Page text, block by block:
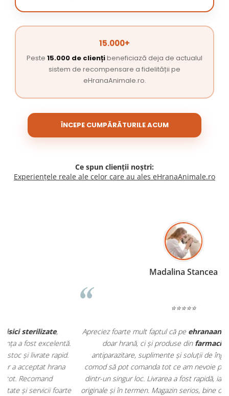
15.000+
Peste 15.000 de cliențibeneficiază deja de actualul
sistem de recompensare a fidelității pe
eHranaAnimale.ro.
ÎNCEPE CUMPĂRĂTURILE ACUM
Ce spun clienții noștri:
Experiențele reale ale celor care au ales eHranaAnimale.ro
Apreciez foarte mult faptul că peehranaanimale.rogăsesc nu
doar hrană, ci și produse dinfarmacia veterinară :
antiparazitare, suplimente și soluții de îngrijire. Este foarte
comod să pot comanda tot ce am nevoie pentru animalul meu
dintr-un singur loc. Livrarea a fost rapidă, iar produsele au fost
originale și în termen. Magazin serios, bine organizat și foarte util